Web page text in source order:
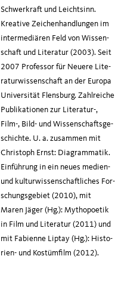
Schwer­kraft und Leicht­sinn.
Krea­ti­ve Zei­chen­hand­lun­gen im
inter­me­diä­ren Feld von Wis­sen­
schaft und Lite­ra­tur (2003). Seit
2007 Pro­fes­sor für Neue­re Lite­
ra­tur­wis­sen­schaft an der Euro­pa
Uni­ver­si­tät Flens­burg. Zahl­rei­che
Publi­ka­tio­nen zur Lite­ra­tur-,
Film-, Bild- und Wis­sen­schafts­ge­
schich­te. U. a. zusam­men mit
Chris­toph Ernst: Dia­gram­ma­tik.
Ein­füh­rung in ein neu­es medi­en-
und kul­tur­wis­sen­schaft­li­ches For­
schungs­ge­biet (2010), mit
Maren Jäger (Hg.): Mytho­poe­tik
in Film und Lite­ra­tur (2011) und
mit Fabi­en­ne Lip­tay (Hg.): His­to­
ri­en- und Kos­tüm­film (2012).